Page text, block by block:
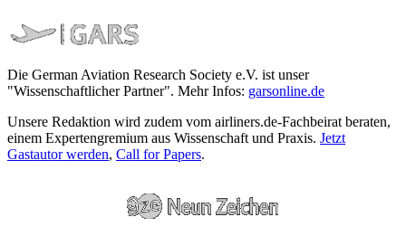
Die German Aviation Research Society e.V. ist unser
"Wissenschaftlicher Partner". Mehr Infos: garsonline.de
Unsere Redaktion wird zudem vom airliners.de-Fachbeirat beraten,
einem Expertengremium aus Wissenschaft und Praxis. Jetzt
Gastautor werden, Call for Papers.